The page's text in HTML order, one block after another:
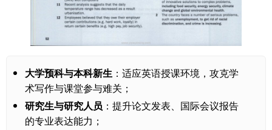
大学预科与本科新生 ：适应英语授课环境，攻克学
术写作与课堂参与难关；
研究生与研究人员 ：提升论文发表、国际会议报告
的专业表达能力；